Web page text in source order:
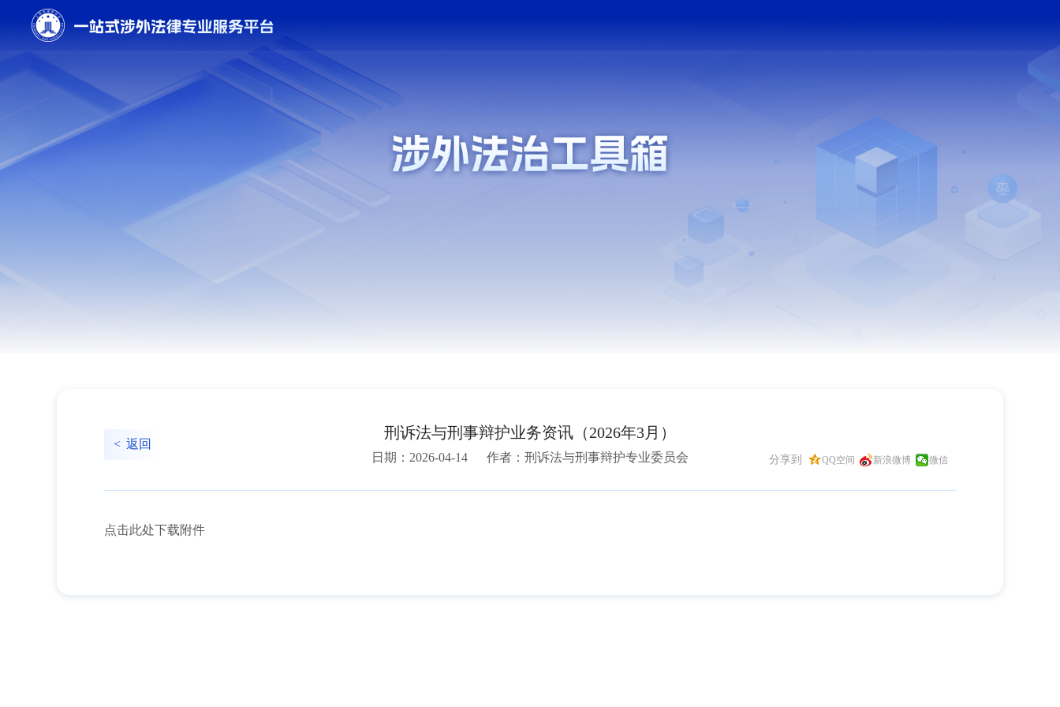
< 返回
刑诉法与刑事辩护业务资讯（2026年3月）
日期：2026-04-14 作者：刑诉法与刑事辩护专业委员会 分享到 QQ空间 新浪微博 微信
点击此处下载附件